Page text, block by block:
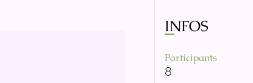
INFOS
Participants
8